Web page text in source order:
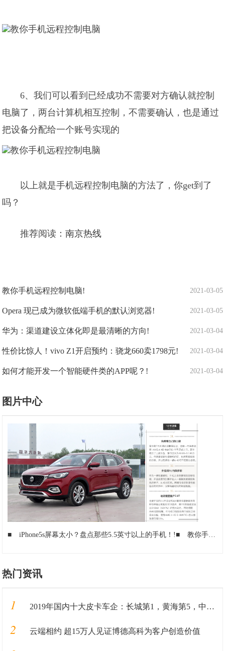
6、我们可以看到已经成功不需要对方确认就控制
电脑了，两台计算机相互控制，不需要确认，也是通过
把设备分配给一个账号实现的
以上就是手机远程控制电脑的方法了，你get到了
吗？
推荐阅读：南京热线
2021-03-05
教你手机远程控制电脑!
2021-03-05
Opera 现已成为微软低端手机的默认浏览器!
2021-03-04
华为：渠道建设立体化即是最清晰的方向!
2021-03-04
性价比惊人！vivo Z1开启预约：骁龙660卖1798元!
2021-03-04
如何才能开发一个智能硬件类的APP呢？!
图片中心
■ iPhone5s屏幕太小？盘点那些5.5英寸以上的手机！!■ 教你手机远程控制电脑!
热门资讯
1 2019年国内十大皮卡车企：长城第1，黄海第5，中兴第8，大乘第10
2 云端相约 超15万人见证博德高科为客户创造价值